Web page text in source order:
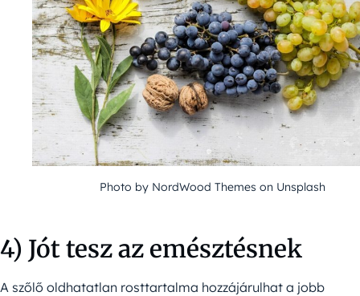
Photo by NordWood Themes on Unsplash
4) Jót tesz az emésztésnek
A szőlő oldhatatlan rosttartalma hozzájárulhat a jobb